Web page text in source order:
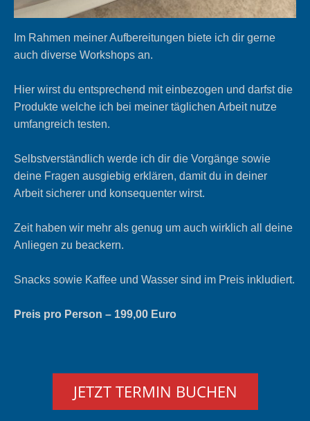
Im Rahmen meiner Aufbereitungen biete ich dir gerne
auch diverse Workshops an.
Hier wirst du entsprechend mit einbezogen und darfst die
Produkte welche ich bei meiner täglichen Arbeit nutze
umfangreich testen.
Selbstverständlich werde ich dir die Vorgänge sowie
deine Fragen ausgiebig erklären, damit du in deiner
Arbeit sicherer und konsequenter wirst.
Zeit haben wir mehr als genug um auch wirklich all deine
Anliegen zu beackern.
Snacks sowie Kaffee und Wasser sind im Preis inkludiert.
Preis pro Person – 199,00 Euro
JETZT TERMIN BUCHEN